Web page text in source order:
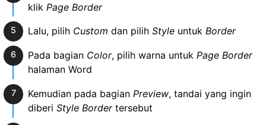
klik Page Border
Lalu, pilih Custom dan pilih Styleuntuk Border
Pada bagian Color, pilih warna untuk Page Border
halaman Word
Kemudian pada bagian Preview, tandai yang ingin
diberi Style Bordertersebut